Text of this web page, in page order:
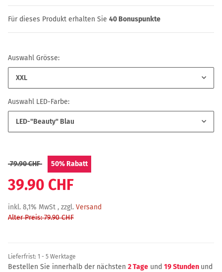
Für dieses Produkt erhalten Sie 40 Bonuspunkte
Auswahl Grösse:
XXL
Auswahl LED-Farbe:
LED-"Beauty" Blau
79.90 CHF 50% Rabatt
39.90 CHF
inkl. 8,1% MwSt , zzgl. Versand
Alter Preis: 79.90 CHF
Lieferfrist: 1 - 5 Werktage
Bestellen Sie innerhalb der nächsten 2 Tage und 19 Stunden und